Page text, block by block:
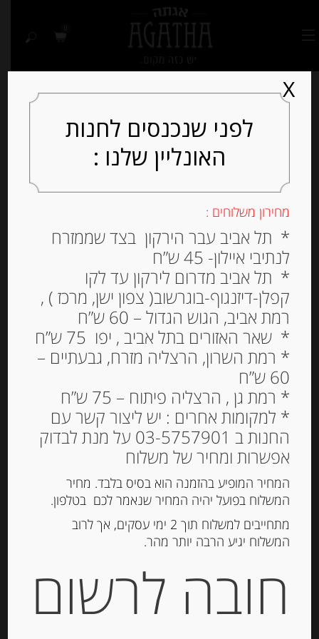
ריצ’יארלי- מאפה שקדים
מסורתי מטוסקנה 250 גרם
ANTICHI DOLCI DI SIENA
– RICCIARELLI
₪68.00
מחיר ל 100 גרם: 27.20 ש"ח
לפני שנכנסים לחנות
האונליין שלנו :
מחירון משלוחים :
* תל אביב עבר הירקון בצד שממזרח
לנתיבי איילון- 45 ש”ח
* תל אביב מדרום לירקון עד לקו
קפלן-דיזנגוף-בוגרשוב( צפון ישן, מרכז ) ,
רמת אביב, הגוש הגדול – 60 ש”ח
* שאר האזורים בתל אביב , יפו 75 ש”ח
* רמת השרון, הרצליה מזרח, גבעתיים –
60 ש”ח
* רמת גן , הרצליה פיתוח – 75 ש”ח
* למקומות אחרים : יש ליצור קשר עם
החנות ב 03-5757901 על מנת לבדוק
אפשרות ומחיר של משלוח
המחיר המופיע בהזמנה הוא בסיס בלבד. מחיר
המשלוח בפועל יהיה המחיר שנאמר לכם בטלפון.
מתחייבים למשלוח תוך 2 ימי עסקים, אך לרוב
המשלוח יגיע הרבה יותר מהר.
חובה לרשום
X